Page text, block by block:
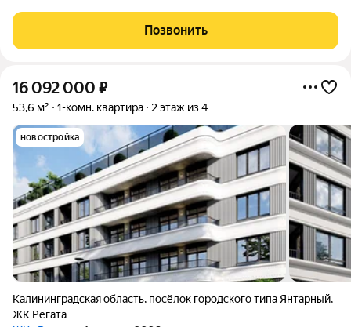
ООО«СЗГенезисКапитал» предлагает покупку без
посредников. О местоположении Дом расположен в
Позвонить
16 092 000 ₽
53,6 м² 1-комн. квартира 2 этаж из 4
новостройка
Калининградская область, посёлок городского типа Янтарный,
ЖК Регата